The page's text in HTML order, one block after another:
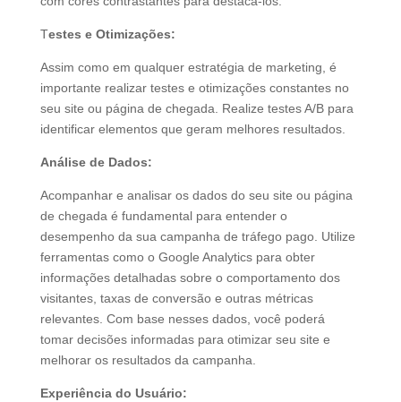
Testes e Otimizações:
Assim como em qualquer estratégia de marketing, é
importante realizar testes e otimizações constantes no
seu site ou página de chegada. Realize testes A/B para
identificar elementos que geram melhores resultados.
Análise de Dados:
Acompanhar e analisar os dados do seu site ou página
de chegada é fundamental para entender o
desempenho da sua campanha de tráfego pago. Utilize
ferramentas como o Google Analytics para obter
informações detalhadas sobre o comportamento dos
visitantes, taxas de conversão e outras métricas
relevantes. Com base nesses dados, você poderá
tomar decisões informadas para otimizar seu site e
melhorar os resultados da campanha.
Experiência do Usuário: